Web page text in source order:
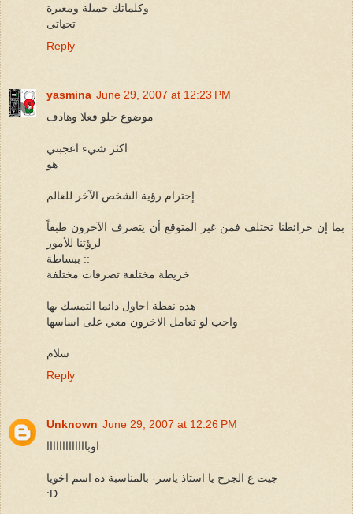
وكلماتك جميلة ومعبرة
تحياتى
Reply
yasmina June 29, 2007 at 12:23 PM
موضوع حلو فعلا وهادف
اكثر شيء اعجبني
هو
إحترام رؤية الشخص الآخر للعالم
بما إن خرائطنا تختلف فمن غير المتوقع أن يتصرف الآخرون طبقاً
لرؤتنا للأمور
ببساطة ::
خريطة مختلفة تصرفات مختلفة
هذه نقطة احاول دائما التمسك بها
واحب لو تعامل الاخرون معي على اساسها
سلام
Reply
Unknown June 29, 2007 at 12:26 PM
اوبااااااااااااا
جيت ع الجرح يا استاذ ياسر- بالمناسبة ده اسم اخويا
:D